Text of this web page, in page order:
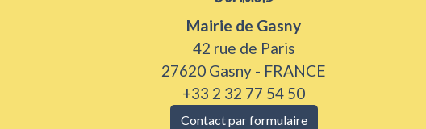
Mairie de Gasny
42 rue de Paris
27620 Gasny - FRANCE
+33 2 32 77 54 50
Contact par formulaire